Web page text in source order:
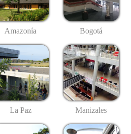
Amazonía Bogotá
La Paz Manizales